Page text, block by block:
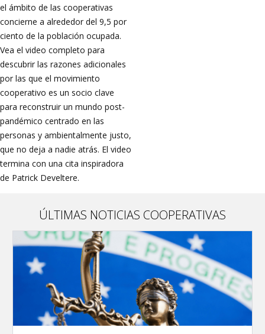
el ámbito de las cooperativas
concierne a alrededor del 9,5 por
ciento de la población ocupada.
Vea el video completo para
descubrir las razones adicionales
por las que el movimiento
cooperativo es un socio clave
para reconstruir un mundo post-
pandémico centrado en las
personas y ambientalmente justo,
que no deja a nadie atrás. El video
termina con una cita inspiradora
de Patrick Develtere.
ÚLTIMAS NOTICIAS COOPERATIVAS